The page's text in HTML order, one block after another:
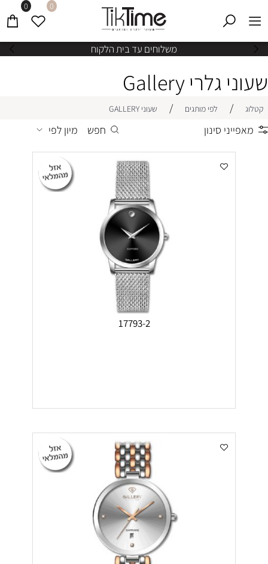
משלוחים עד בית הלקוח
0 0
שעוני גלרי Gallery
קטלוג / לפי מותגים / שעוני GALLERY
מאפייני סינון חפש מיון לפי
17793-2